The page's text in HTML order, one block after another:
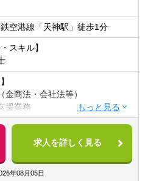
空港線「天神駅」徒歩1分
スキル】
金商法・会社法等）
援業務
意監査
求人を詳しく見る
年08月05日